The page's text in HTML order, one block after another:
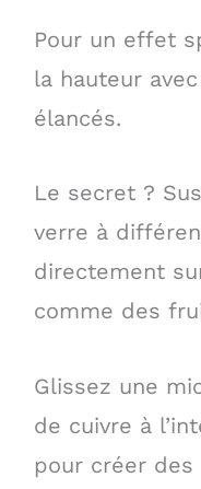
Pour un effet
la hauteur
élancés.
Le secret ?
verre à
directement
comme des
Glissez une
de cuivre à
pour créer